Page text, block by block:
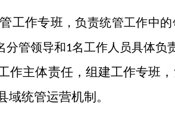
工作专班 ，负责统管工作中
分管领导和1名工作人员具体负
作主体责任，组建工作专班
统管运营机制。